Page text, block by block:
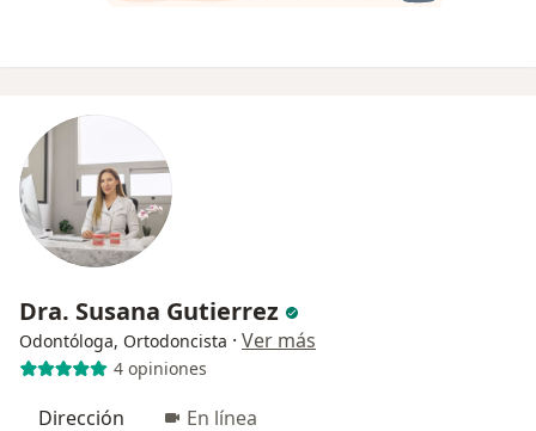
Dra. Susana Gutierrez
Odontóloga, Ortodoncista · Ver más
4 opiniones
Dirección En línea